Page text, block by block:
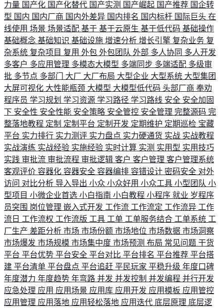
力量 国产化 国产化替代 国产实测 国产崛起 国产推荐 国企转
型 国内 国内厂商 国内外差异 国内排名 国内标杆 国际巨头 在
线使用 场景 场景适配 基于 基于云原生 基于低代码 基础操作
基础概念 基础知识 基础设施 增速分析 增长引擎 复杂业务 复
杂系统 复杂项目 复用 外包 外包团队 外部 多人协同 多人开发
多客户 多应用管理 多模态大模型 多端同步 多端适配 多级审
批 多节点 多部门 大厂 大厂布局 大型企业 大型系统 大型集团
大屏可视化 大性能瓶颈 大模型 大模型低代码 头部厂商 奉劝
程序员 学习规划 学习资源 学习路径 学习路线 安全 安全加固
下 安全性 安全性能 安全策略 安全管控 安全管理 完整源码 完
整落地教程 定制 定制平台 定制开发 定期维护 定期巡检 宝藏
平台 实力排行 实力测评 实力盘点 实力硬通货 实战 实战教程
实战演练 实战经验 实施经验 实时计算 实测 实用型 实用技巧
实践 审批流 审批流程 审批逻辑 客户 客户管理 客户管理系统
客观评价 容器化 容器安全 容器编排 容错设计 密码安全 对外
访问 对比分析 导入导出 小众 小众好用 小众工具 小型团队 小
型项目 小微企业首选 小白指南 小白教程 小程序 就业 岁程序
员突围 岗位管理 嵌入式开发 工作流 工作流定 工作流异 工作
流日 工作流权 工作流版 工具 工单 工单服务结合 工单系统 工
厂生产 差距分析 市场 市场份额 市场地位 市场数据 市场洞察
市场爆发 市场规模 市场集中度 市场预测 布局 常见问题 干货
平台 平台优势 平台安全 平台对比 平台排名 平台推荐 平台搭
建 平台清单 平台盘点 平台追赶 平民玩家 平稳升级 年度口碑
年度潜力 年度趋势 年弯路 并发 并发控制 并发编程 并行开发
应急处理 应用 应用场景 应用库 应用开发 应用模板 应用管控
应用管理 应用落地 应用轻松落地 应用迭代 底层原理 底层逻